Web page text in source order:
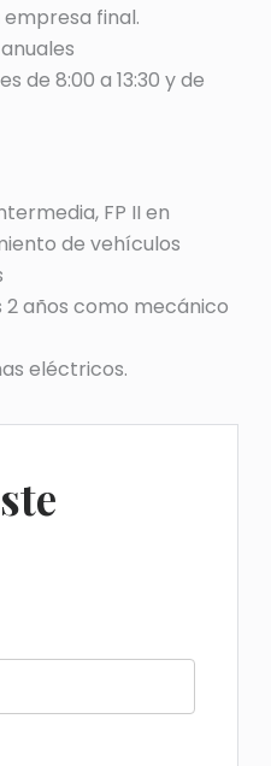
final.
de 8:00 a 13:30 y de
FP II en
de vehículos
2 años como mecánico
eléctricos.